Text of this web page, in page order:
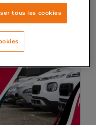
la
digital
tous les cookies